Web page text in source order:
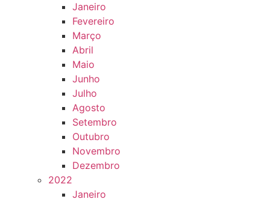
Janeiro
Fevereiro
Março
Abril
Maio
Junho
Julho
Agosto
Setembro
Outubro
Novembro
Dezembro
2022
Janeiro